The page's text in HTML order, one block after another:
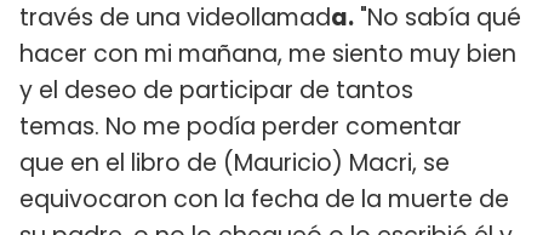
través de una videollamada. "No sabía qué
hacer con mi mañana, me siento muy bien
y el deseo de participar de tantos
temas. No me podía perder comentar
que en el libro de (Mauricio) Macri, se
equivocaron con la fecha de la muerte de